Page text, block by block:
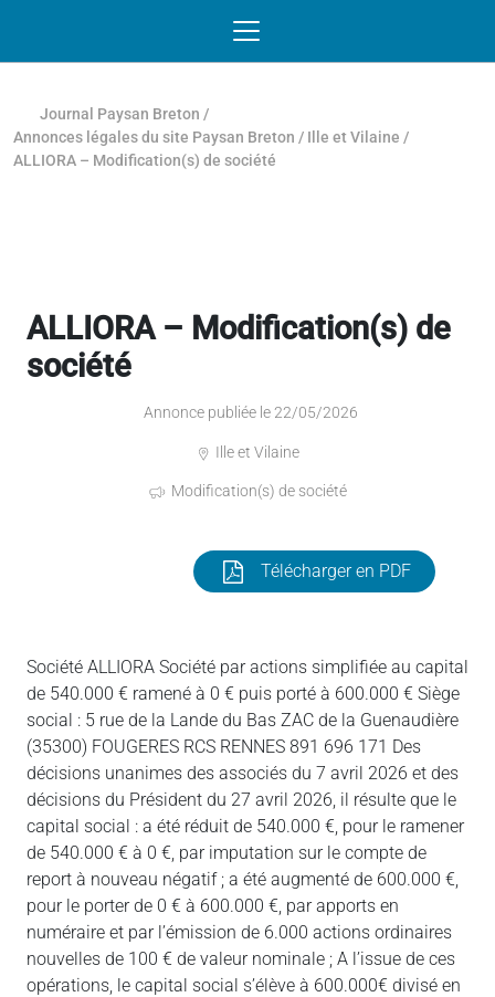
Journal Paysan Breton /
Annonces légales du site Paysan Breton / Ille et Vilaine /
ALLIORA – Modification(s) de société
ALLIORA – Modification(s) de
société
Annonce publiée le 22/05/2026
Ille et Vilaine
Modification(s) de société
Télécharger en PDF
Société ALLIORA Société par actions simplifiée au capital
de 540.000 € ramené à 0 € puis porté à 600.000 € Siège
social : 5 rue de la Lande du Bas ZAC de la Guenaudière
(35300) FOUGERES RCS RENNES 891 696 171 Des
décisions unanimes des associés du 7 avril 2026 et des
décisions du Président du 27 avril 2026, il résulte que le
capital social : a été réduit de 540.000 €, pour le ramener
de 540.000 € à 0 €, par imputation sur le compte de
report à nouveau négatif ; a été augmenté de 600.000 €,
pour le porter de 0 € à 600.000 €, par apports en
numéraire et par l’émission de 6.000 actions ordinaires
nouvelles de 100 € de valeur nominale ; A l’issue de ces
opérations, le capital social s’élève à 600.000€ divisé en